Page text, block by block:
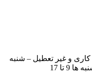
و غیر تعطیل – شنبه